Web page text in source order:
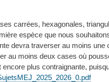
carrées, hexagonales,
espèce que nous
devra traverser au moins une
au moins deux cases où
plus contraignante,